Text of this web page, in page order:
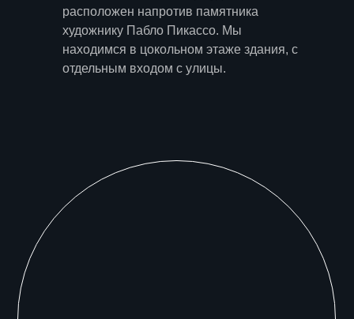
расположен напротив памятника
художнику Пабло Пикассо. Мы
находимся в цокольном этаже здания, с
отдельным входом с улицы.